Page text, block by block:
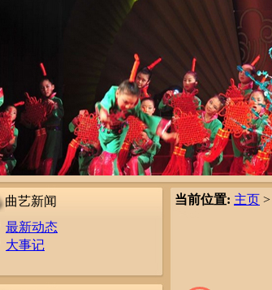
曲艺新闻
最新动态
大事记
当前位置: 主页 >